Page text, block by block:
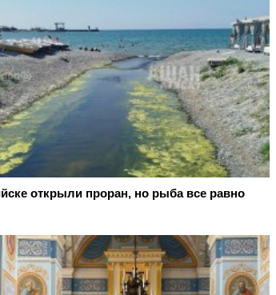
открыли проран, но рыба все равно